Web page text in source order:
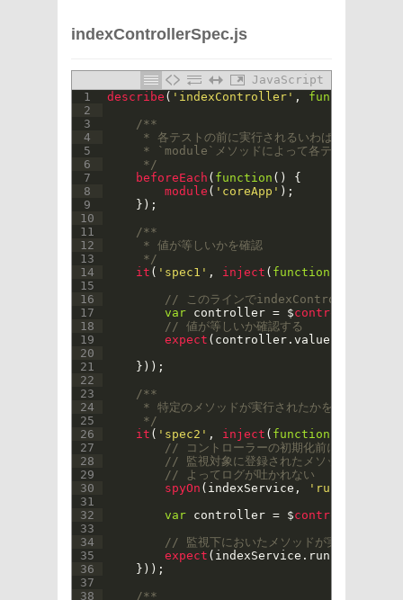
indexControllerSpec.js
JavaScript
1
2
3
4
5
6
7
8
9
10
11
12
13
14
15
16
17
18
19
20
21
22
23
24
25
26
27
28
29
30
31
32
33
34
35
36
37
38
describe ( 'indexController' , function
/**
* 各テストの前に実行されるいわば初期化処理。
* `module`メソッドによって各テストから
*/
beforeEach ( function ( )
{
module ( 'coreApp' ) ;
} ) ;
/**
* 値が等しいかを確認
*/
it ( 'spec1' , inject ( function
// このラインでindexControllerの処理
var controller = $controller
// 値が等しいか確認する
expect ( controller . value
} ) ) ;
/**
* 特定のメソッドが実行されたかを確認
*/
it ( 'spec2' , inject ( function
// コントローラーの初期化前に監視対象の
// 監視対象に登録されたメソッドは本来の
// よってログが吐かれない
spyOn ( indexService , 'run'
var controller = $controller
// 監視下においたメソッドが実行されてい
expect ( indexService . run
} ) ) ;
/**